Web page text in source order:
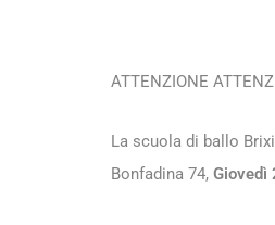
ATTENZIONE
La scuola di ballo
Bonfadina 74, Giovedì